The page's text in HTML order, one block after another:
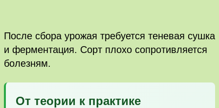
После сбора урожая требуется теневая сушка
и ферментация. Сорт плохо сопротивляется
болезням.
От теории к практике